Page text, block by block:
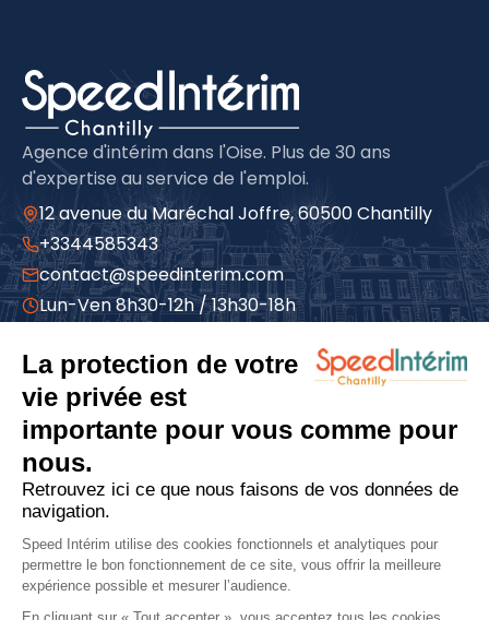
Agence d'intérim dans l'Oise. Plus de 30 ans
d'expertise au service de l'emploi.
12 avenue du Maréchal Joffre, 60500 Chantilly
+3344585343
contact@speedinterim.com
Lun-Ven 8h30-12h / 13h30-18h
À propos
Qui sommes-nous
Espace candidat
Espace entreprise
Actualités